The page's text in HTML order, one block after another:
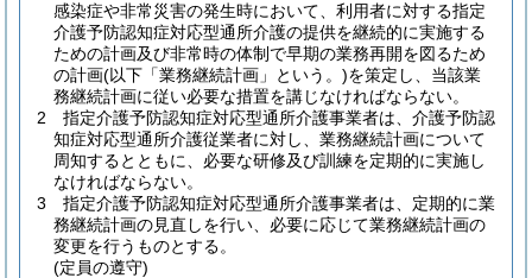
感染症や非常災害の発生時において、利用者に対する指定
介護予防認知症対応型通所介護の提供を継続的に実施する
ための計画及び非常時の体制で早期の業務再開を図るため
の計画(以下「業務継続計画」という。)を策定し、当該業
務継続計画に従い必要な措置を講じなければならない。
2
指定介護予防認知症対応型通所介護事業者は、介護予防認
知症対応型通所介護従業者に対し、業務継続計画について
周知するとともに、必要な研修及び訓練を定期的に実施し
なければならない。
3
指定介護予防認知症対応型通所介護事業者は、定期的に業
務継続計画の見直しを行い、必要に応じて業務継続計画の
変更を行うものとする。
(定員の遵守)